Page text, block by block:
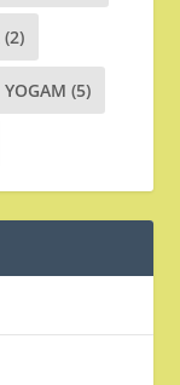
(2)
YOGAM (5)